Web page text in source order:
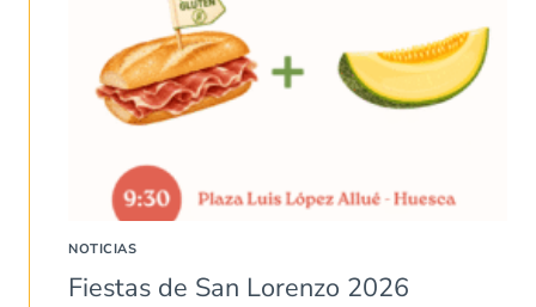
NOTICIAS
Fiestas de San Lorenzo 2026